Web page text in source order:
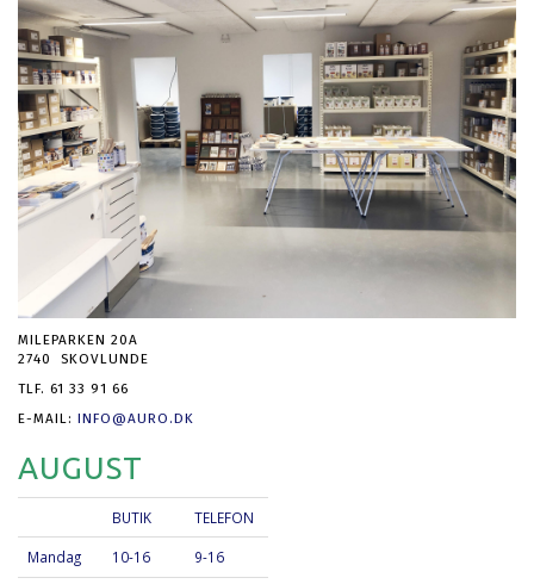
MILEPARKEN 20A
2740 SKOVLUNDE
TLF. 61 33 91 66
E-MAIL: INFO@AURO.DK
AUGUST
BUTIK TELEFON
Mandag 10-16 9-16